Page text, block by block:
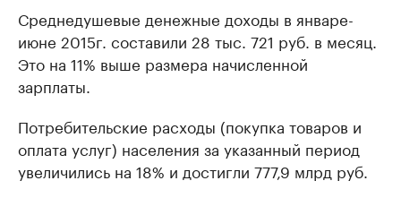
Среднедушевые денежные доходы в январе-
июне 2015г. составили 28 тыс. 721 руб. в месяц.
Это на 11% выше размера начисленной
зарплаты.
Потребительские расходы (покупка товаров и
оплата услуг) населения за указанный период
увеличились на 18% и достигли 777,9 млрд руб.